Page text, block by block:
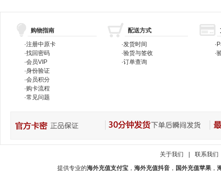
购物指南
·注册中原卡
·找回密码
·会员VIP
·身份验证
·会员积分
·购卡流程
·常见问题
配送方式
·发货时间
·验货与签收
·订单查询
·
·
关于我们
联系我们
提供专业的海外充值支付宝， 海外充值抖音， 国外充值苹果，